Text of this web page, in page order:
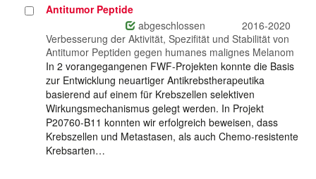
ProjektAntitumor Peptide
abgeschlossen
2016-2020
Verbesserung der Aktivität, Spezifität und Stabilität von
Antitumor Peptiden gegen humanes malignes Melanom
In 2 vorangegangenen FWF-Projekten konnte die Basis
zur Entwicklung neuartiger Antikrebstherapeutika
basierend auf einem für Krebszellen selektiven
Wirkungsmechanismus gelegt werden. In Projekt
P20760-B11 konnten wir erfolgreich beweisen, dass
Krebszellen und Metastasen, als auch Chemo-resistente
Krebsarten…